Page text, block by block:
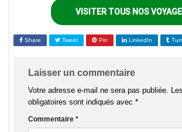
VISITER TOUS NOS
Share Tweet Pin LinkedIn
Laisser un commentaire
Votre adresse e-mail ne sera pas publiée.
obligatoires sont indiqués avec *
Commentaire *